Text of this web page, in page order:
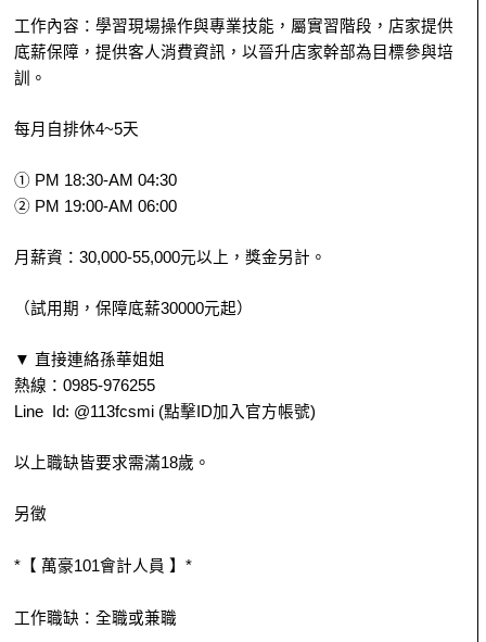
工作內容：學習現場操作與專業技能，屬實習階段，店家提供
底薪保障，提供客人消費資訊，以晉升店家幹部為目標參與培
訓。
每月自排休4~5天
① PM 18:30-AM 04:30
② PM 19:00-AM 06:00
月薪資：30,000-55,000元以上，獎金另計。
（試用期，保障底薪30000元起）
▼ 直接連絡孫華姐姐
熱線：0985-976255
Line Id: @113fcsmi (點擊ID加入官方帳號)
以上職缺皆要求需滿18歲。
另徵
*【 萬豪101會計人員 】*
工作職缺：全職或兼職